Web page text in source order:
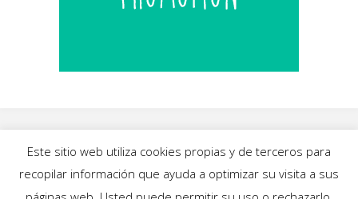
Este sitio web utiliza cookies propias y de terceros para
recopilar información que ayuda a optimizar su visita a sus